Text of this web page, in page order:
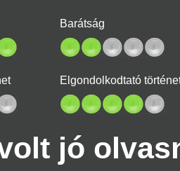
Barátság
Elgondolkodtató
jó